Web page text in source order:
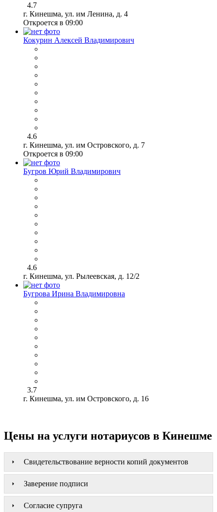
4.7
г. Кинешма, ул. им Ленина, д. 4
Откроется в 09:00
Кокурин Алексей Владимирович
4.6
г. Кинешма, ул. им Островского, д. 7
Откроется в 09:00
Бугров Юрий Владимирович
4.6
г. Кинешма, ул. Рылеевская, д. 12/2
Бугрова Ирина Владимировна
3.7
г. Кинешма, ул. им Островского, д. 16
Цены на услуги нотариусов в Кинешме
Свидетельствование верности копий документов
Заверение подписи
Согласие супруга